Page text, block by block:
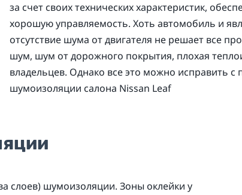
за счет своих технических характеристик,
хорошую управляемость. Хоть автомобиль и
отсутствие шума от двигателя не решает все
шум, шум от дорожного покрытия, плохая
владельцев. Однако все это можно исправить
шумоизоляции салона Nissan Leaf
слоев) шумоизоляции. Зоны оклейки у